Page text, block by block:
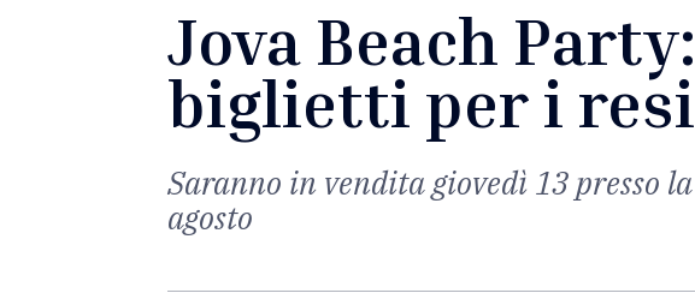
Jova Beach
biglietti per i
Saranno in vendita giovedì 13 presso
agosto